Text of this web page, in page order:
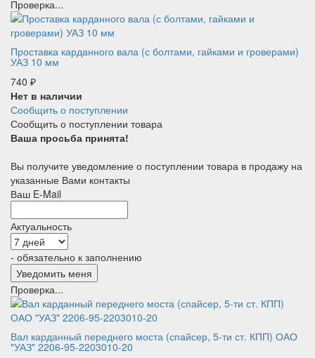
Проверка...
Проставка карданного вала (с болтами, гайками и гроверами)
УАЗ 10 мм
740 ₽
Нет в наличии
Сообщить о поступлении
Сообщить о поступлении товара
Ваша просьба принята!
Вы получите уведомление о поступлении товара в продажу на
указанные Вами контакты
Ваш E-Mail
Актуальность
- обязательно к заполнению
Проверка...
Вал карданный переднего моста (спайсер, 5-ти ст. КПП) ОАО
"УАЗ" 2206-95-2203010-20